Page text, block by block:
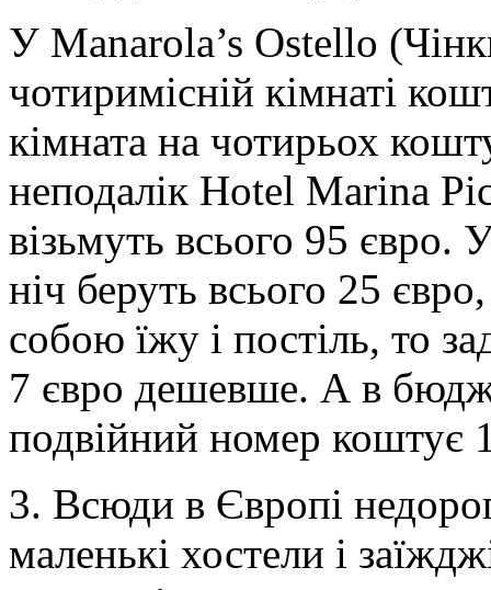
У Manarola’s Ostello
чотиримісній кімнаті
кімната на чотирьох
неподалік Hotel Marina
візьмуть всього 95 євро.
ніч беруть всього 25
собою їжу і постіль, то
7 євро дешевше. А в
подвійний номер коштує
3. Всюди в Європі
маленькі хостели і